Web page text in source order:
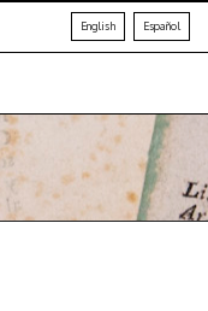
English Español